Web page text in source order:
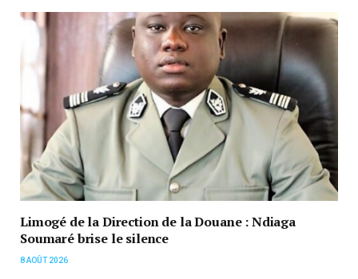
Limogé de la Direction de la Douane : Ndiaga
Soumaré brise le silence
8 AOÛT 2026